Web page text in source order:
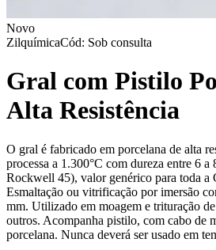
Novo
ZilquímicaCód: Sob consulta
Gral com Pistilo
Alta Resistência
O gral é fabricado em porcelana de alta
processa a 1.300°C com dureza entre 6 a
Rockwell 45), valor genérico para toda a
Esmaltação ou vitrificação por imersão
mm. Utilizado em moagem e trituração
outros. Acompanha pistilo, com cabo de
porcelana. Nunca deverá ser usado em